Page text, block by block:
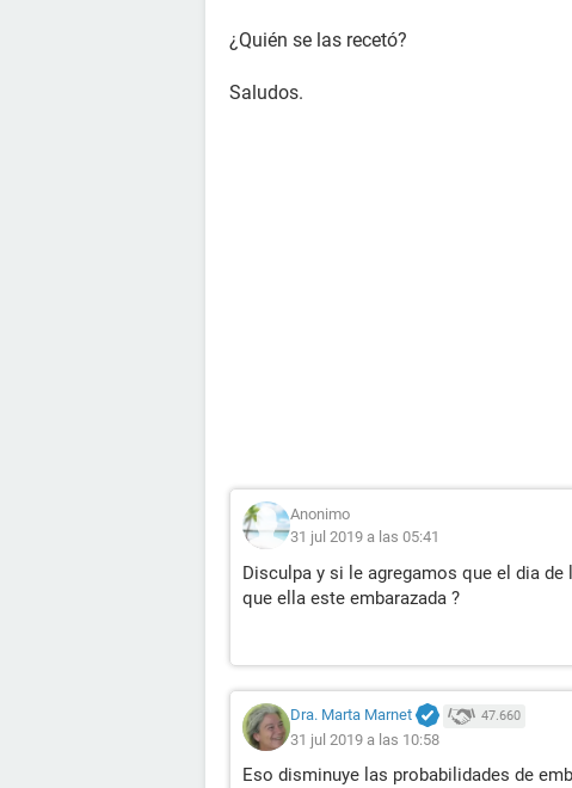
¿Quién se las recetó?
Saludos.
Anonimo
31 jul 2019 a las 05:41
Disculpa y si le agregamos que el dia
que ella este embarazada ?
Dra. Marta Marnet 47.660
31 jul 2019 a las 10:58
Eso disminuye las probabilidades de